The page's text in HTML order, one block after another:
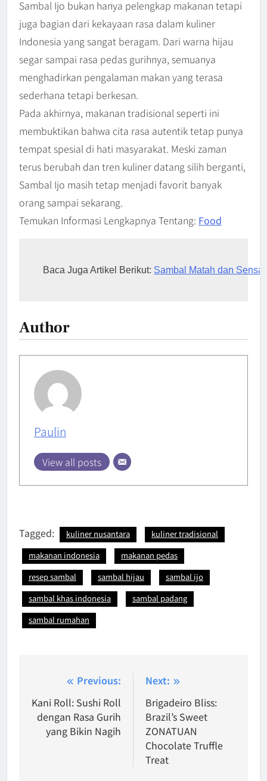
Sambal Ijo bukan hanya pelengkap makanan tetapi
juga bagian dari kekayaan rasa dalam kuliner
Indonesia yang sangat beragam. Dari warna hijau
segar sampai rasa pedas gurihnya, semuanya
menghadirkan pengalaman makan yang terasa
sederhana tetapi berkesan.
Pada akhirnya, makanan tradisional seperti ini
membuktikan bahwa cita rasa autentik tetap punya
tempat spesial di hati masyarakat. Meski zaman
terus berubah dan tren kuliner datang silih berganti,
Sambal Ijo masih tetap menjadi favorit banyak
orang sampai sekarang.
Temukan Informasi Lengkapnya Tentang: Food
Baca Juga Artikel Berikut: Sambal Matah dan
Author
Paulin
View all posts
Tagged: kuliner nusantara
kuliner tradisional
makanan indonesia
makanan pedas
resep sambal
sambal hijau
sambal ijo
sambal khas indonesia
sambal padang
sambal rumahan
navigation
Previous:
Kani Roll: Sushi Roll
dengan Rasa Gurih
yang Bikin Nagih
Next:
Brigadeiro Bliss:
Brazil’s Sweet
ZONATUAN
Chocolate Truffle
Treat